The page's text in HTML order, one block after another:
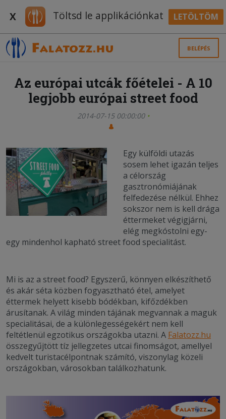
X Töltsd le applikációnkat LETÖLTÖM
BELÉPÉS
Az európai utcák főételei - A 10
legjobb európai street food
2014-07-15 00:00:00
Egy külföldi utazás
sosem lehet igazán teljes
a célország
gasztronómiájának
felfedezése nélkül. Ehhez
sokszor nem is kell drága
éttermeket végigjárni,
elég megkóstolni egy-
egy mindenhol kapható street food specialitást.
Mi is az a street food? Egyszerű, könnyen elkészíthető
és akár séta közben fogyasztható étel, amelyet
éttermek helyett kisebb bódékban, kifőzdékben
árusítanak. A világ minden tájának megvannak a maguk
specialitásai, de a különlegességekért nem kell
feltétlenül egzotikus országokba utazni. A Falatozz.hu
összegyűjtött tíz jellegzetes utcai finomságot, amellyel
kedvelt turistacélpontnak számító, viszonylag közeli
országokban, városokban találkozhatunk.